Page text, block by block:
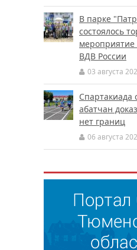
В парке
состоялось
ВДВ России
03 августа
Спартакиада
абатчан
нет границ
06 августа